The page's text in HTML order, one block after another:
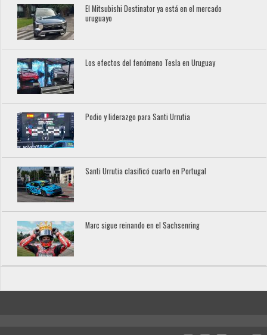
El Mitsubishi Destinator ya está en el mercado
uruguayo
Los efectos del fenómeno Tesla en Uruguay
Podio y liderazgo para Santi Urrutia
Santi Urrutia clasificó cuarto en Portugal
Marc sigue reinando en el Sachsenring